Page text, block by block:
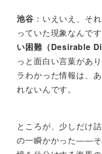
池谷 ：いえいえ、そ
っていた現象なんで
い困難（Desirable
っと面白い言葉があ
ラわかった情報は、
れないんです。
ところが、少しだけ
の一瞬かかった――そ